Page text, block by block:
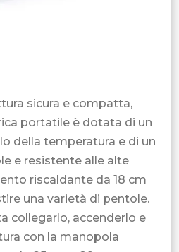
sicura e compatta,
portatile è dotata di un
della temperatura e di un
e resistente alle alte
riscaldante da 18 cm
una varietà di pentole.
collegarlo, accenderlo e
con la manopola